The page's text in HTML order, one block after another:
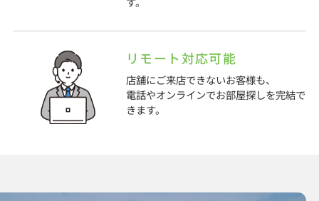
リモート対応可能
店舗にご来店できないお客様も、
電話やオンラインでお部屋探しを完結で
きます。